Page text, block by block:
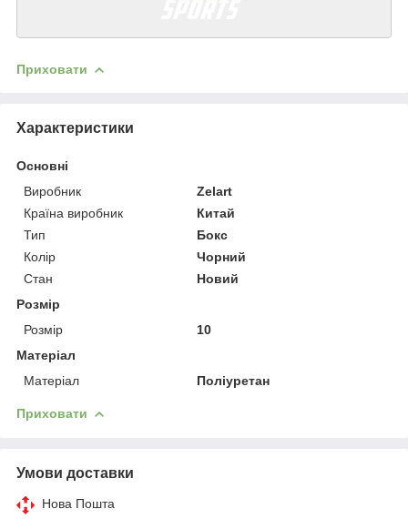
Приховати
Характеристики
Основні
Виробник
Zelart
Країна виробник
Китай
Тип
Бокс
Колір
Чорний
Стан
Новий
Розмір
Розмір
10
Матеріал
Матеріал
Поліуретан
Приховати
Умови доставки
Нова Пошта